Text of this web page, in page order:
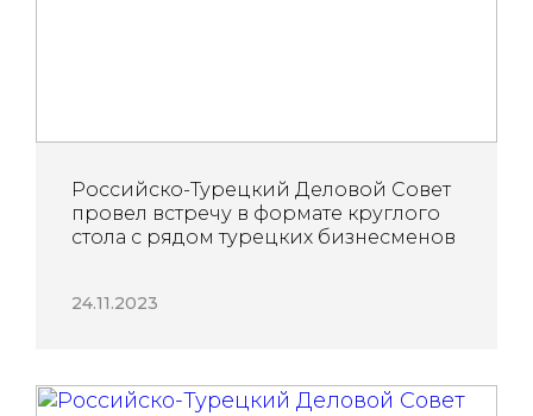
Российско-Турецкий Деловой Совет
провел встречу в формате круглого
стола с рядом турецких бизнесменов
24.11.2023